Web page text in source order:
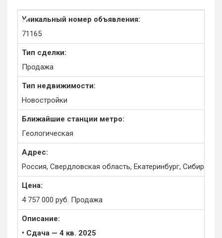
Уникальный номер объявления:
71165
Тип сделки:
Продажа
Тип недвижимости:
Новостройки
Ближайшие станции метро:
Геологическая
Адрес:
Россия, Свердловская область, Екатеринбург, Сибирский
Цена:
4 757 000 руб. Продажа
Описание:
• Сдача — 4 кв. 2025